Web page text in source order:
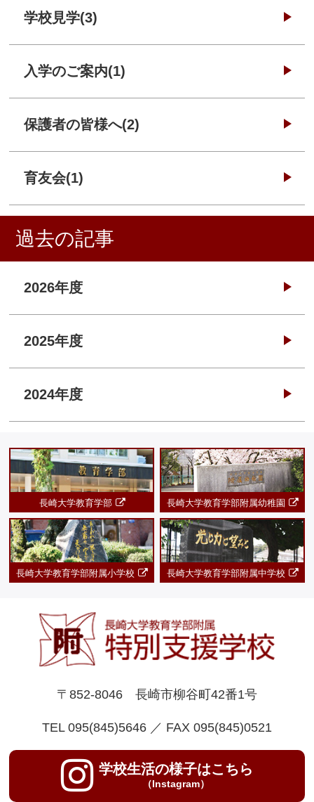
学校見学(3)
入学のご案内(1)
保護者の皆様へ(2)
育友会(1)
過去の記事
2026年度
2025年度
2024年度
長崎大学教育学部 長崎大学教育学部附属幼稚園
長崎大学教育学部附属小学校 長崎大学教育学部附属中学校
〒852-8046 長崎市柳谷町42番1号
TEL 095(845)5646 ／ FAX 095(845)0521
学校生活の様子はこちら
（Instagram）